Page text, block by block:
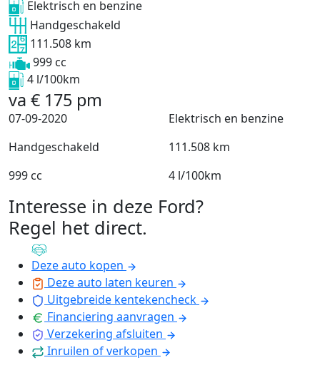
Elektrisch en benzine
Handgeschakeld
111.508 km
999 cc
4 l/100km
va € 175 pm
07-09-2020
Elektrisch en benzine
Handgeschakeld
111.508 km
999 cc
4 l/100km
Interesse in deze Ford?
Regel het direct.
Deze auto kopen
Deze auto laten keuren
Uitgebreide kentekencheck
Financiering aanvragen
Verzekering afsluiten
Inruilen of verkopen